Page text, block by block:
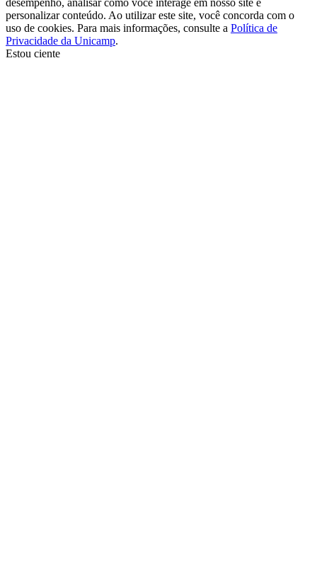
desempenho, analisar como você interage em nosso site e
personalizar conteúdo. Ao utilizar este site, você concorda com o
uso de cookies. Para mais informações, consulte a Política de
Privacidade da Unicamp.
Estou ciente